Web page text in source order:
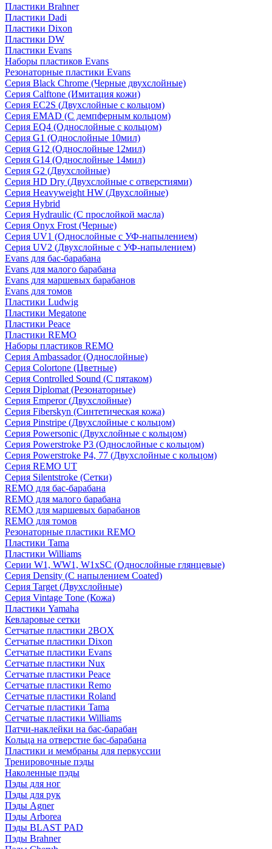
Пластики Brahner
Пластики Dadi
Пластики Dixon
Пластики DW
Пластики Evans
Наборы пластиков Evans
Резонаторные пластики Evans
Серия Black Chrome (Черные двухслойные)
Серия Calftone (Имитация кожи)
Серия EC2S (Двухслойные с кольцом)
Серия EMAD (С демпферным кольцом)
Серия EQ4 (Однослойные с кольцом)
Серия G1 (Однослойные 10мил)
Серия G12 (Однослойные 12мил)
Серия G14 (Однослойные 14мил)
Серия G2 (Двухслойные)
Серия HD Dry (Двухслойные с отверстиями)
Серия Heavyweight HW (Двухслойные)
Серия Hybrid
Серия Hydraulic (С прослойкой масла)
Серия Onyx Frost (Черные)
Серия UV1 (Однослойные с УФ-напылением)
Серия UV2 (Двухслойные с УФ-напылением)
Evans для бас-барабана
Evans для малого барабана
Evans для маршевых барабанов
Evans для томов
Пластики Ludwig
Пластики Megatone
Пластики Peace
Пластики REMO
Наборы пластиков REMO
Серия Ambassador (Однослойные)
Серия Colortone (Цветные)
Серия Controlled Sound (С пятаком)
Серия Diplomat (Резонаторные)
Серия Emperor (Двухслойные)
Серия Fiberskyn (Синтетическая кожа)
Серия Pinstripe (Двухслойные с кольцом)
Серия Powersonic (Двухслойные с кольцом)
Серия Powerstroke P3 (Однослойные с кольцом)
Серия Powerstroke P4, 77 (Двухслойные с кольцом)
Серия REMO UT
Серия Silentstroke (Сетки)
REMO для бас-барабана
REMO для малого барабана
REMO для маршевых барабанов
REMO для томов
Резонаторные пластики REMO
Пластики Tama
Пластики Williams
Серии W1, WW1, W1xSC (Однослойные глянцевые)
Серия Density (C напылением Coated)
Серия Target (Двухслойные)
Серия Vintage Tone (Кожа)
Пластики Yamaha
Кевларовые сетки
Сетчатые пластики 2BOX
Сетчатые пластики Dixon
Сетчатые пластики Evans
Сетчатые пластики Nux
Сетчатые пластики Peace
Сетчатые пластики Remo
Сетчатые пластики Roland
Сетчатые пластики Tama
Сетчатые пластики Williams
Патчи-наклейки на бас-барабан
Кольца на отверстие бас-барабана
Пластики и мембраны для перкуссии
Тренировочные пэды
Наколенные пэды
Пэды для ног
Пэды для рук
Пэды Agner
Пэды Arborea
Пэды BLAST PAD
Пэды Brahner